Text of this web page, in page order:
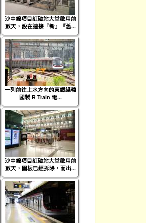
沙中線項目紅磡站大堂啟用前
數天，設在連接『新』『舊...
一列前往上水方向的東鐵綫韓
國製 R Train 電...
沙中線項目紅磡站大堂啟用前
數天，圍板已經拆除，而出...